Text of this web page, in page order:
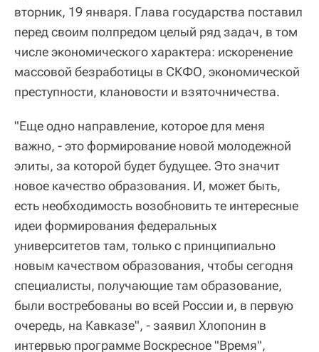
вторник, 19 января. Глава государства поставил
перед своим полпредом целый ряд задач, в том
числе экономического характера: искоренение
массовой безработицы в СКФО, экономической
преступности, клановости и взяточничества.
"Еще одно направление, которое для меня
важно, - это формирование новой молодежной
элиты, за которой будет будущее. Это значит
новое качество образования. И, может быть,
есть необходимость возобновить те интересные
идеи формирования федеральных
университетов там, только с принципиально
новым качеством образования, чтобы сегодня
специалисты, получающие там образование,
были востребованы во всей России и, в первую
очередь, на Кавказе", - заявил Хлопонин в
интервью программе Воскресное "Время",